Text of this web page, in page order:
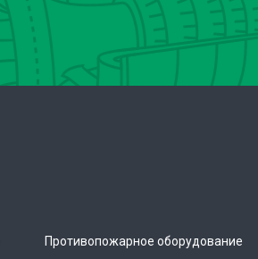
Противопожарное оборудование